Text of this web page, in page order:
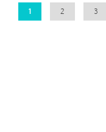
Page
1 Page
2 Page
3